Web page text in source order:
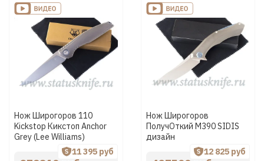
Нож Широгоров 110
Kickstop Кикстоп Anchor
Grey (Lee Williams)
11 395 руб
Нож Широгоров
ПолучОткий М390 SIDIS
дизайн
12 825 руб